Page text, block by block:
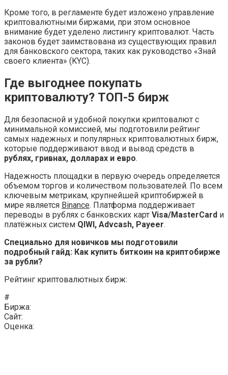
Кроме того, в регламенте будет изложено управление
криптовалютными биржами, при этом основное
внимание будет уделено листингу криптовалют. Часть
законов будет заимствована из существующих правил
для банковского сектора, таких как руководство «Знай
своего клиента» (KYC).
Где выгоднее покупать
криптовалюту? ТОП-5 бирж
Для безопасной и удобной покупки криптовалют с
минимальной комиссией, мы подготовили рейтинг
самых надежных и популярных криптовалютных бирж,
которые поддерживают ввод и вывод средств в
рублях, гривнах, долларах и евро.
Надежность площадки в первую очередь определяется
объемом торгов и количеством пользователей. По всем
ключевым метрикам, крупнейшей криптобиржей в
мире является Binance. Платформа поддерживает
переводы в рублях с банковских карт Visa/MasterCard и
платёжных систем QIWI, Advcash, Payeer.
Специально для новичков мы подготовили
подробный гайд: Как купить биткоин на криптобирже
за рубли?
Рейтинг криптовалютных бирж:
#
Биржа:
Cайт:
Оценка: